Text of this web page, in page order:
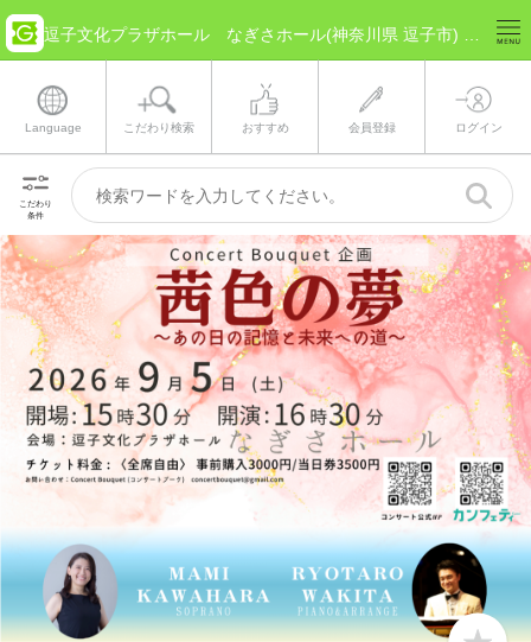
Language こだわり検索 おすすめ 会員登録 ログイン
こだわり
条件